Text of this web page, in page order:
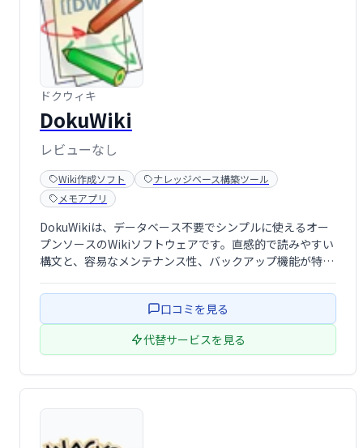
ドクウィキ
DokuWiki
レビューなし
Wiki作成ソフト
ナレッジベース構築ツール
メモアプリ
DokuWikiは、データベース不要でシンプルに使えるオー
プンソースのWikiソフトウェアです。直感的で読みやすい
構文と、容易なメンテナンス性、バックアップ機能が特長
最適。豊富なプラグインにより、多様な用途に対応可能で
す。活気のあるコミュニティも大 …
口コミを見る
代替サービスを見る